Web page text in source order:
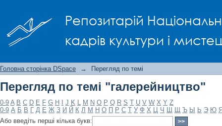
Репозитарій
кадрів культури і
Головна сторінка DSpace → Перегляд по темі
Перегляд по темі "галерейництво"
0-9 A B C D E F G H J K L M N O P Q R S T U V W X Y Z
0-9 А Б В Г Д Е Ж З И Й К Л М Н О П Р С Т У Ф Х Ц Ч Ш Щ Ъ Ы Ь Э Ю
Або введіть перші кілька букв: